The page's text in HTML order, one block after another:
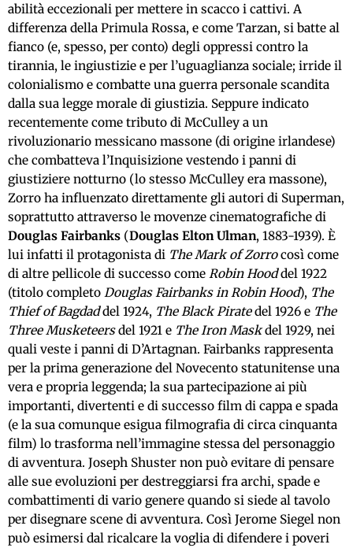
abilità eccezionali per mettere in scacco i cattivi. A
differenza della Primula Rossa, e come Tarzan, si batte al
fianco (e, spesso, per conto) degli oppressi contro la
tirannia, le ingiustizie e per l’uguaglianza sociale; irride il
colonialismo e combatte una guerra personale scandita
dalla sua legge morale di giustizia. Seppure indicato
recentemente come tributo di McCulley a un
rivoluzionario messicano massone (di origine irlandese)
che combatteva l’Inquisizione vestendo i panni di
giustiziere notturno (lo stesso McCulley era massone),
Zorro ha influenzato direttamente gli autori di Superman,
soprattutto attraverso le movenze cinematografiche di
Douglas Fairbanks (Douglas Elton Ulman, 1883-1939). È
lui infatti il protagonista di The Mark of Zorrocosì come
di altre pellicole di successo come Robin Hooddel 1922
(titolo completo Douglas Fairbanks in Robin Hood), The
Thief of Bagdaddel 1924, The Black Piratedel 1926 e The
Three Musketeersdel 1921 e The Iron Maskdel 1929, nei
quali veste i panni di D’Artagnan. Fairbanks rappresenta
per la prima generazione del Novecento statunitense una
vera e propria leggenda; la sua partecipazione ai più
importanti, divertenti e di successo film di cappa e spada
(e la sua comunque esigua filmografia di circa cinquanta
film) lo trasforma nell’immagine stessa del personaggio
di avventura. Joseph Shuster non può evitare di pensare
alle sue evoluzioni per destreggiarsi fra archi, spade e
combattimenti di vario genere quando si siede al tavolo
per disegnare scene di avventura. Così Jerome Siegel non
può esimersi dal ricalcare la voglia di difendere i poveri